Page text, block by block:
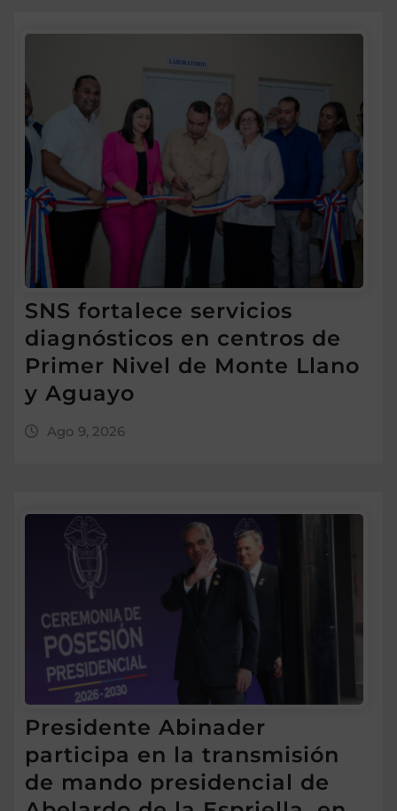
SNS fortalece servicios
diagnósticos en centros de
Primer Nivel de Monte Llano
y Aguayo
Ago 9, 2026
Presidente Abinader
participa en la transmisión
de mando presidencial de